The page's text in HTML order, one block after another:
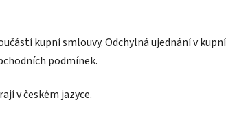
kupní smlouvy. Odchylná ujednání v kupní
podmínek.
v českém jazyce.